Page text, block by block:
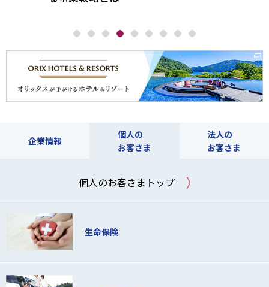
企業情報
個人の
お客さま
法人の
お客さま
個人のお客さまトップ
生命保険